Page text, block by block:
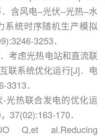
含风电–光伏–光热–水
系统时序随机生产模拟
3253．
考虑光热电站和直流联
联系统优化运行[J]．电
．
光热联合发电的优化运
37(02):163-170．
Q,et al.Reducing